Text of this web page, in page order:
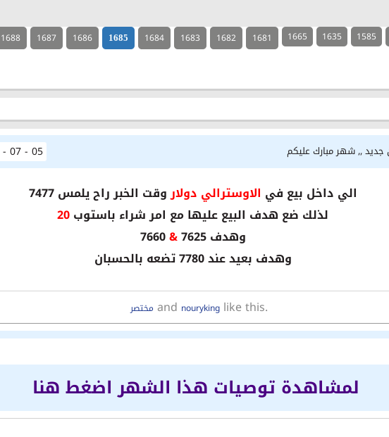
1585
1635
1665
1681
1682
1683
1684
1685
1686
1687
1688
جديد ,, شهر مبارك عليكم 05 - 07 - 2016,
الي داخل بيع في الاوسترالي دولاروقت الخبر راح يلمس 7477
لذلك ضع هدف البيع عليها مع امر شراء باستوب20
وهدف 7625
&
7660
وهدف بعيد عند 7780 تضعه بالحسبان
مختصر and nouryking like this.
لمشاهدة توصيات هذا الشهر اضغط هنا